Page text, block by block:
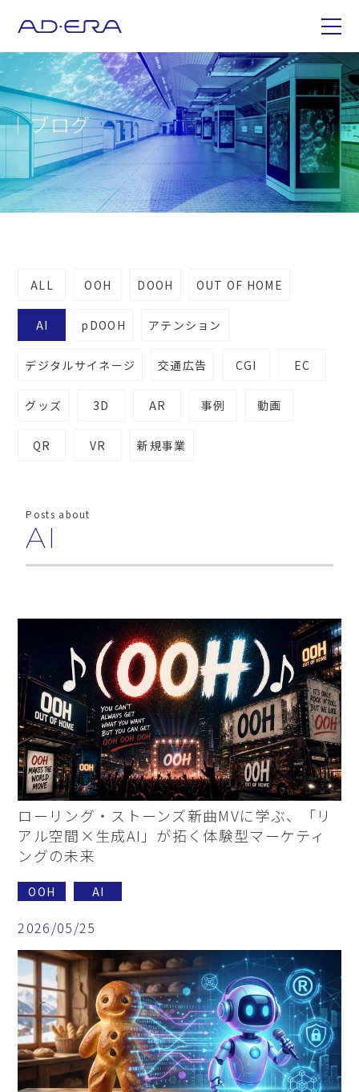
ブログ
ALL OOH DOOH OUT OF HOME
AI pDOOH アテンション
デジタルサイネージ 交通広告 CGI EC
グッズ 3D AR 事例 動画
QR VR 新規事業
Posts about
AI
ローリング・ストーンズ新曲MVに学ぶ、「リ
アル空間×生成AI」が拓く体験型マーケティ
ングの未来
OOH AI
2026/05/25